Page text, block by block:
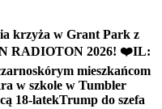
krzyża w Grant Park z
RADIOTON 2026! ❤️IL:
mieszkańcom
w szkole w Tumbler
18-latekTrump do szefa